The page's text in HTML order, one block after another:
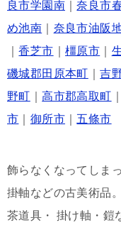
良市学園南 ｜奈良市
め池南
奈良市油阪地
｜香芝市 ｜橿原市
磯城郡田原本町
｜吉
野町
高市郡高取町
市
御所市 ｜五條市
飾らなくなってしま
掛軸などの古美術品
茶道具・ 掛け軸・鎧